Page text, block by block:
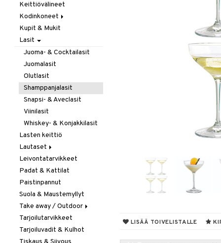
LISÄÄ TOIVELISTALLE
Keittiövälineet
Kodinkoneet
Kahvi, Tee & Espresso
Leivänpaahtimet
Mixerit &
Sähkövatkaimet
Muut koneet
Vedenkeittimet
Kupit & Mukit
Lasit
Juoma- & Cocktailasit
Juomalasit
Olutlasit
Shamppanjalasit
Snapsi- & Aveclasit
Viinilasit
Whiskey- & Konjakkilasit
Lasten keittiö
Lautaset
Asetit
Ruokalautaset
Syvät lautaset
Leivontatarvikkeet
Padat & Kattilat
Paistinpannut
Suola & Maustemyllyt
Take away / Outdoor
Eväslaatikot
Pullot
Tarjoilutarvikkeet
Tarjoiluvadit & Kulhot